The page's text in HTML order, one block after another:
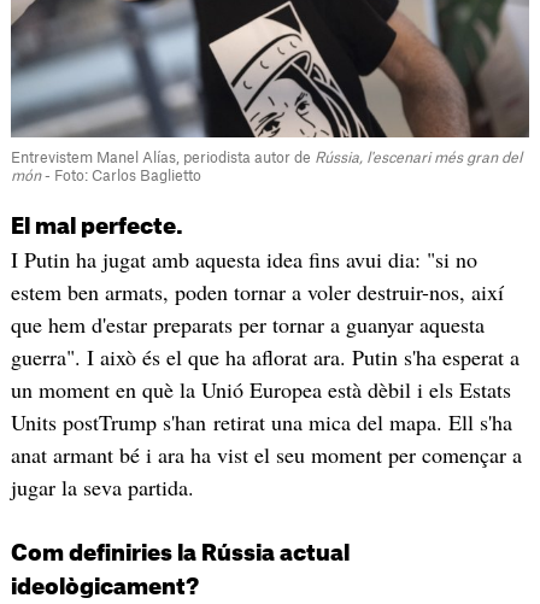
Entrevistem Manel Alías, periodista autor de Rússia, l'escenari més gran del
món- Foto: Carlos Baglietto
El mal perfecte.
I Putin ha jugat amb aquesta idea fins avui dia: "si no
estem ben armats, poden tornar a voler destruir-nos, així
que hem d'estar preparats per tornar a guanyar aquesta
guerra". I això és el que ha aflorat ara. Putin s'ha esperat a
un moment en què la Unió Europea està dèbil i els Estats
Units postTrump s'han retirat una mica del mapa. Ell s'ha
anat armant bé i ara ha vist el seu moment per començar a
jugar la seva partida.
Com definiries la Rússia actual
ideològicament?